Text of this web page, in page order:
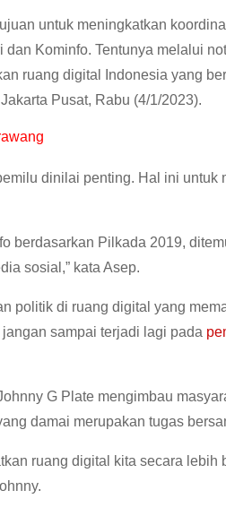
untuk meningkatkan
Kominfo. Tentunya melalui
ruang digital Indonesia yang
Pusat, Rabu (4/1/2023).
dinilai penting. Hal ini untuk
berdasarkan Pilkada 2019,
sosial,” kata Asep.
politik di ruang digital yang
sampai terjadi lagi pada
G Plate mengimbau
damai merupakan tugas
ruang digital kita secara